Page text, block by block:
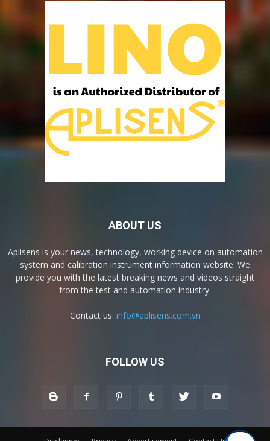
ABOUT US
Aplisens is your news, technology, working device on automation
system and calibration instrument information website. We
provide you with the latest breaking news and videos straight
from the test and automation industry.
Contact us: info@aplisens.com.vn
FOLLOW US